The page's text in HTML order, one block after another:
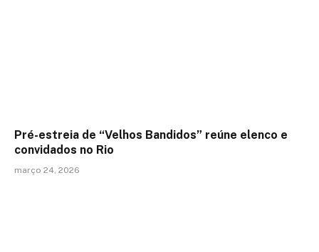
Pré-estreia de “Velhos Bandidos” reúne elenco e
convidados no Rio
março 24, 2026